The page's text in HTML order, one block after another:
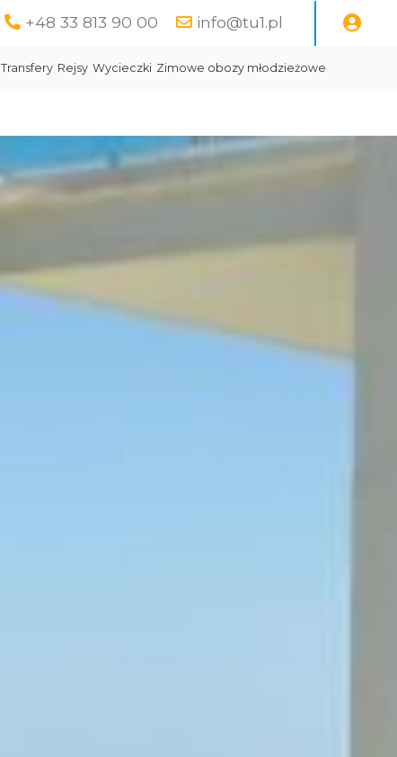
+48 33 813 90 00 info@tu1.pl
Transfery Rejsy Wycieczki Zimowe obozy młodzieżowe